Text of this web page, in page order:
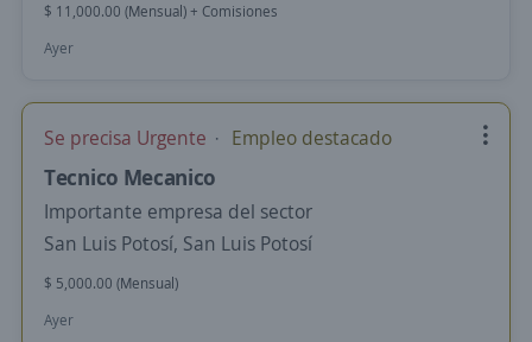
$ 11,000.00 (Mensual) + Comisiones
Ayer
Se precisa Urgente Empleo destacado
Tecnico Mecanico
Importante empresa del sector
San Luis Potosí, San Luis Potosí
$ 5,000.00 (Mensual)
Ayer